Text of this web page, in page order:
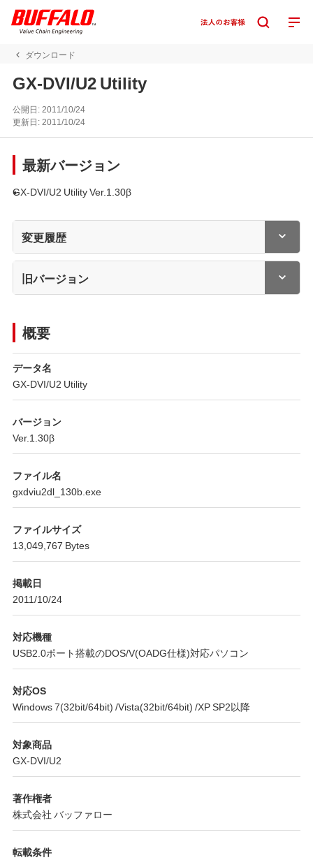
ダウンロード
GX-DVI/U2 Utility
公開日:2011/10/24
更新日:2011/10/24
最新バージョン
GX-DVI/U2 Utility Ver.1.30β
変更履歴
旧バージョン
概要
データ名
GX-DVI/U2 Utility
バージョン
Ver.1.30β
ファイル名
gxdviu2dl_130b.exe
ファイルサイズ
13,049,767 Bytes
掲載日
2011/10/24
対応機種
USB2.0ポート搭載のDOS/V(OADG仕様)対応パソコン
対応OS
Windows 7(32bit/64bit) /Vista(32bit/64bit) /XP SP2以降
対象商品
GX-DVI/U2
著作権者
株式会社 バッファロー
転載条件